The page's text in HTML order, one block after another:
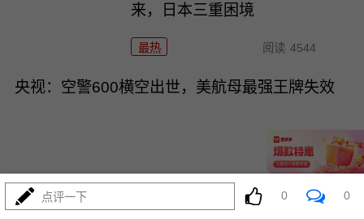
来，日本三重困境
最热 阅读 4544
央视：空警600横空出世，美航母最强王牌失效
最热 23442 08-03
点评一下 0 0